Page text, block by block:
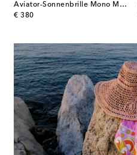
Aviator-Sonnenbrille Mono Metal
€ 380
original price